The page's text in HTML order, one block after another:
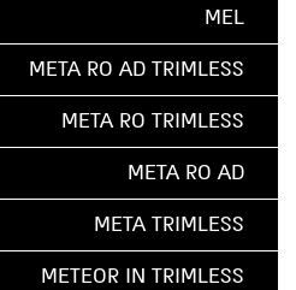
MEL
META RO AD TRIMLESS
META RO TRIMLESS
META RO AD
META TRIMLESS
METEOR IN TRIMLESS